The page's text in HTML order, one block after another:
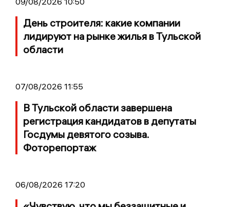
День строителя: какие компании
лидируют на рынке жилья в Тульской
области
07/08/2026 11:55
В Тульской области завершена
регистрация кандидатов в депутаты
Госдумы девятого созыва.
Фоторепортаж
06/08/2026 17:20